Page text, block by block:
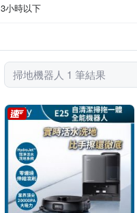
3小時以下
掃地機器人 1 筆結果